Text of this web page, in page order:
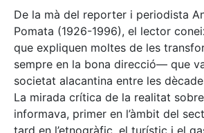
De la mà del reporter i periodista
Pomata (1926-1996), el lector
que expliquen moltes de les
sempre en la bona direcció— que
societat alacantina entre les
La mirada crítica de la realitat
informava, primer en l’àmbit del
tard en l’etnogràfic, el turístic i el